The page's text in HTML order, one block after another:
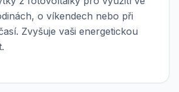
o víkendech nebo při
Zvyšuje vaši energetickou